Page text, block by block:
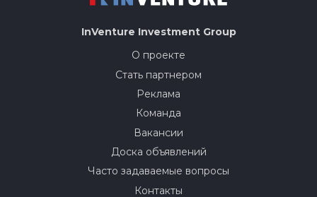
InVenture Investment Group
О проекте
Стать партнером
Реклама
Команда
Вакансии
Доска объявлений
Часто задаваемые вопросы
Контакты